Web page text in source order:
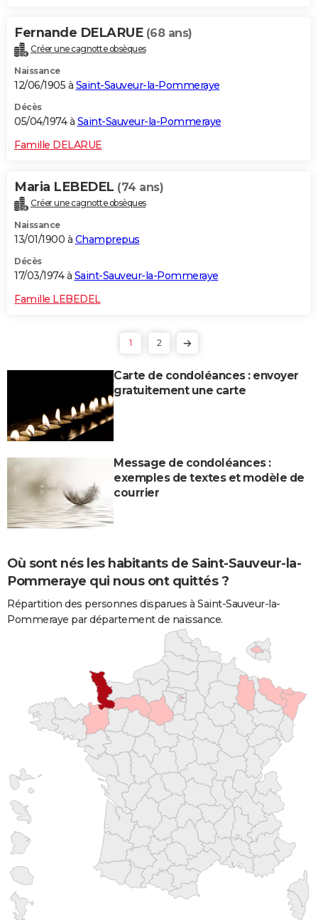
Fernande DELARUE (68 ans)
Créer une cagnotte obsèques
Naissance
12/06/1905 à Saint-Sauveur-la-Pommeraye
Décès
05/04/1974 à Saint-Sauveur-la-Pommeraye
Famille DELARUE
Maria LEBEDEL (74 ans)
Créer une cagnotte obsèques
Naissance
13/01/1900 à Champrepus
Décès
17/03/1974 à Saint-Sauveur-la-Pommeraye
Famille LEBEDEL
1 2
Carte de condoléances : envoyer
gratuitement une carte
Message de condoléances :
exemples de textes et modèle de
courrier
Où sont nés les habitants de Saint-Sauveur-la-
Pommeraye qui nous ont quittés ?
Répartition des personnes disparues à Saint-Sauveur-la-
Pommeraye par département de naissance.